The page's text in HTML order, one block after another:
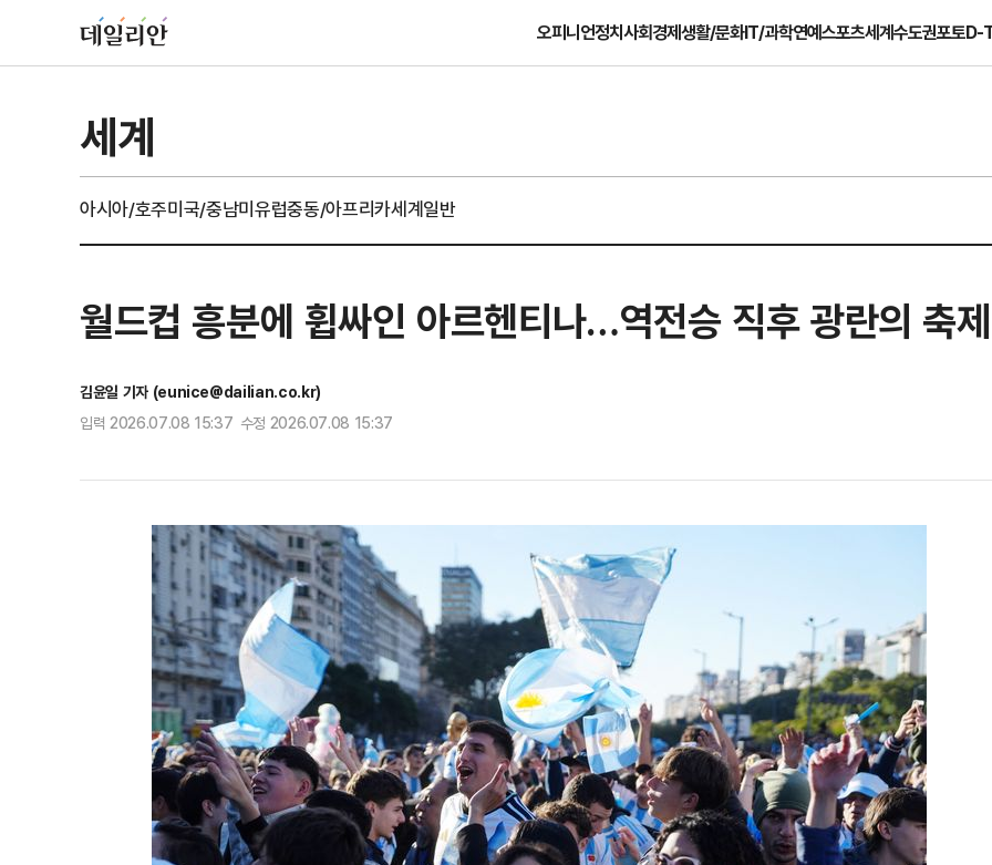
오피니언정치사회경제생활/문화IT/과학연예스포츠세계수도권포토D-
세계
아시아/호주미국/중남미유럽중동/아프리카세계일반
월드컵 흥분에 휩싸인 아르헨티나…역전승 직후 광란의 축제
김윤일 기자 (eunice@dailian.co.kr)
입력 2026.07.08 15:37 수정 2026.07.08 15:37
1
송영길·김민석, '조희대 탄핵'
법사위원들 "즉시 대법관 제
2
홈플러스, 회생 첫발 뗐다…
개 점포 가오픈
3
3000원짜리 장바구니 'K굿
국인 관광객 필수템은?